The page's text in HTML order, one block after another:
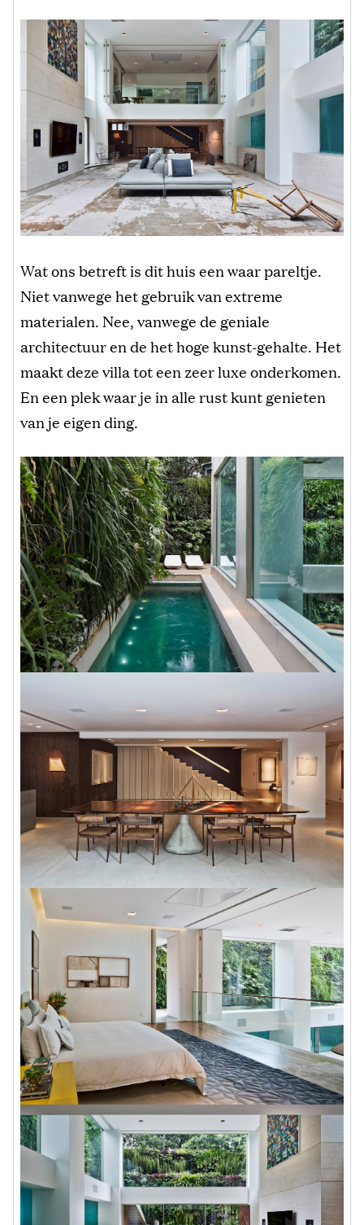
Wat ons betreft is dit huis een waar pareltje.
Niet vanwege het gebruik van extreme
materialen. Nee, vanwege de geniale
architectuur en de het hoge kunst-gehalte. Het
maakt deze villa tot een zeer luxe onderkomen.
En een plek waar je in alle rust kunt genieten
van je eigen ding.